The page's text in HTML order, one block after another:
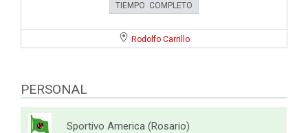
TIEMPO COMPLETO
Rodolfo Carrillo
PERSONAL
Sportivo America (Rosario)